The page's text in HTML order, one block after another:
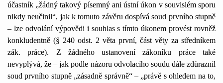
účastník „žádný takový písemný ani ústní úkon v souvislém sporu
nikdy neučinil“, jak k tomuto závěru dospívá soud prvního stupně
– lze odvolání výpovědi i souhlas s tímto úkonem provést rovněž
konkludentně (§ 240 odst. 2 věta první, část věty za středníkem
zák. práce). Z žádného ustanovení zákoníku práce také
nevyplývá, že – jak podle názoru odvolacího soudu dále zdůraznil
soud prvního stupně „zásadně správně“ – „právě s ohledem na to,